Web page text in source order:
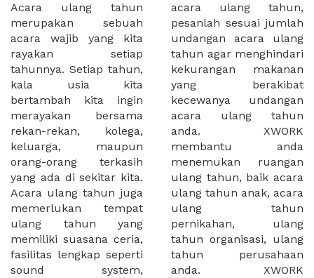
Acara ulang tahun
merupakan sebuah
acara wajib yang kita
rayakan setiap
tahunnya. Setiap tahun,
kala usia kita
bertambah kita ingin
merayakan bersama
rekan-rekan, kolega,
keluarga, maupun
orang-orang terkasih
yang ada di sekitar kita.
Acara ulang tahun juga
memerlukan tempat
ulang tahun yang
memiliki suasana ceria,
fasilitas lengkap seperti
sound system,
acara ulang tahun,
pesanlah sesuai jumlah
undangan acara ulang
tahun agar menghindari
kekurangan makanan
yang berakibat
kecewanya undangan
acara ulang tahun
anda. XWORK
membantu anda
menemukan ruangan
ulang tahun, baik acara
ulang tahun anak, acara
ulang tahun
pernikahan, ulang
tahun organisasi, ulang
tahun perusahaan
anda. XWORK